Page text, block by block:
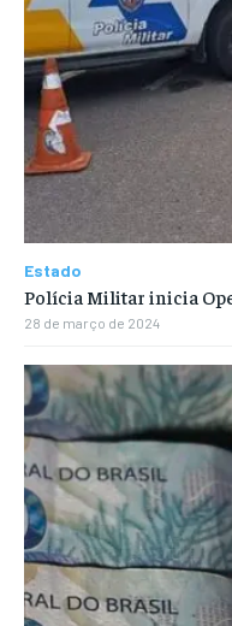
Estado
Polícia Militar inicia
28 de março de 2024